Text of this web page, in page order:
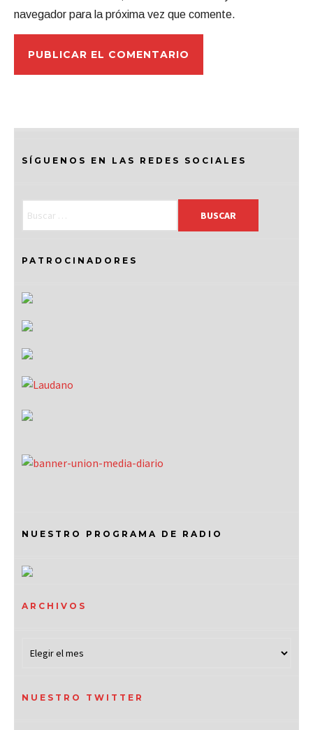
navegador para la próxima vez que comente.
SÍGUENOS EN LAS REDES SOCIALES
PATROCINADORES
NUESTRO PROGRAMA DE RADIO
ARCHIVOS
NUESTRO TWITTER